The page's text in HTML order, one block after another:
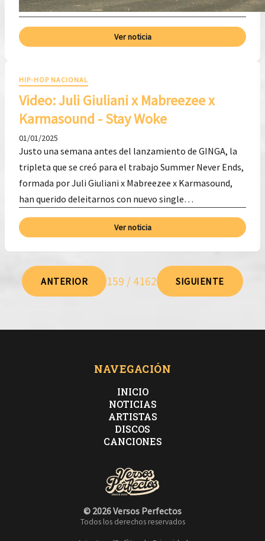
Ver noticia
HIP-HOP NACIONAL
Video: Juli Giuliani x Mabreezee x
Karmasound - Stay Woke
01/01/2025
Justo una semana antes del lanzamiento de GINGA, la
tripleta que se creó para el trabajo Summer Never Ends,
formada por Juli Giuliani x Mabreezee x Karmasound,
han querido deleitarnos con nuevo single…
Ver noticia
ANTERIOR 159 / 4162 SIGUIENTE
NAVEGACIÓN
INICIO
NOTICIAS
ARTISTAS
DISCOS
CANCIONES
© 2026 Versos Perfectos
Todos los derechos reservados